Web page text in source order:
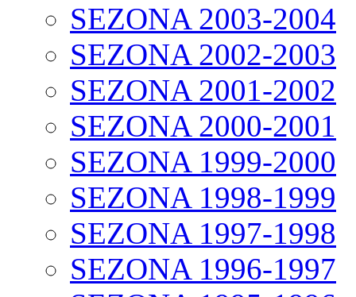
SEZONA 2003-2004
SEZONA 2002-2003
SEZONA 2001-2002
SEZONA 2000-2001
SEZONA 1999-2000
SEZONA 1998-1999
SEZONA 1997-1998
SEZONA 1996-1997